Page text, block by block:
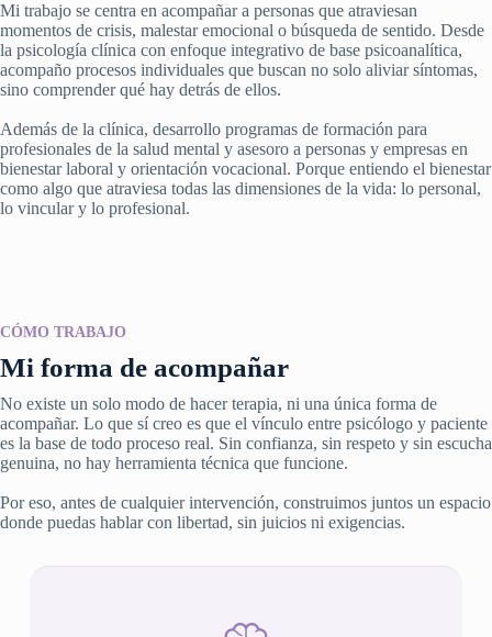
Mi trabajo se centra en acompañar a personas que atraviesan
momentos de crisis, malestar emocional o búsqueda de sentido. Desde
la psicología clínica con enfoque integrativo de base psicoanalítica,
acompaño procesos individuales que buscan no solo aliviar síntomas,
sino comprender qué hay detrás de ellos.
Además de la clínica, desarrollo programas de formación para
profesionales de la salud mental y asesoro a personas y empresas en
bienestar laboral y orientación vocacional. Porque entiendo el bienestar
como algo que atraviesa todas las dimensiones de la vida: lo personal,
lo vincular y lo profesional.
CÓMO TRABAJO
Mi forma de acompañar
No existe un solo modo de hacer terapia, ni una única forma de
acompañar. Lo que sí creo es que el vínculo entre psicólogo y paciente
es la base de todo proceso real. Sin confianza, sin respeto y sin escucha
genuina, no hay herramienta técnica que funcione.
Por eso, antes de cualquier intervención, construimos juntos un espacio
donde puedas hablar con libertad, sin juicios ni exigencias.